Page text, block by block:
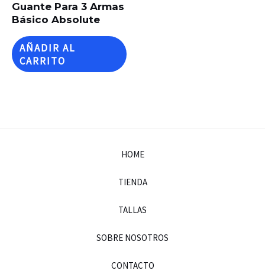
Guante Para 3 Armas
Básico Absolute
AÑADIR AL
CARRITO
HOME
TIENDA
TALLAS
SOBRE NOSOTROS
CONTACTO